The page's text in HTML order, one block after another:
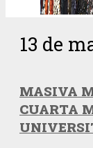
13 de
MASIVA
CUARTA